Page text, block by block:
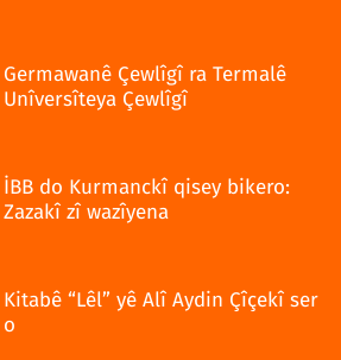
Germawanê Çewlîgî ra Termalê
Unîversîteya Çewlîgî
İBB do Kurmanckî qisey bikero:
Zazakî zî wazîyena
Kitabê “Lêl” yê Alî Aydin Çîçekî ser
o